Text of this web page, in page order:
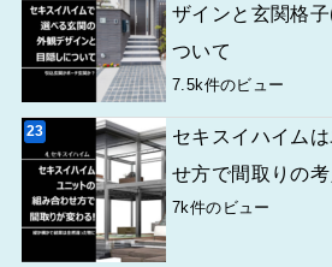
ザインと玄関格
ついて
7.5k件のビュー
セキスイハイム
せ方で間取りの考
7k件のビュー